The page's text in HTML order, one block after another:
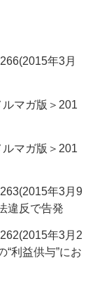
年3月
マガ版＞201
マガ版＞201
年3月9
違反で告発
年3月2
“利益供与”にお